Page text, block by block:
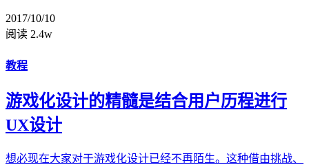
2017/10/10
阅读 2.4w
教程
游戏化设计的精髓是结合用户历程进行
UX设计
想必现在大家对于游戏化设计已经不再陌生。这种借由挑战、